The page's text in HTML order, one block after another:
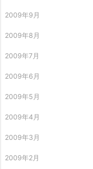
2009年9月
2009年8月
2009年7月
2009年6月
2009年5月
2009年4月
2009年3月
2009年2月